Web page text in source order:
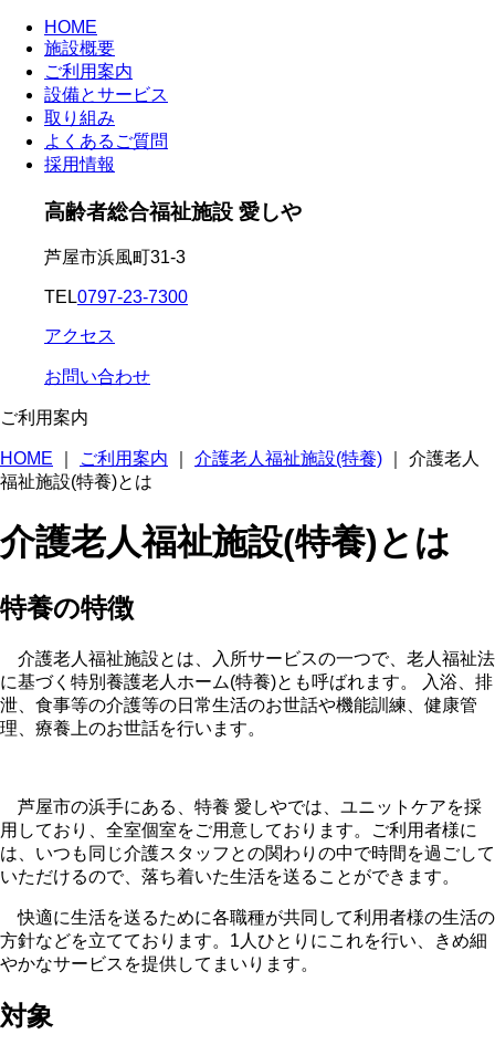
HOME
施設概要
ご利用案内
設備とサービス
取り組み
よくあるご質問
採用情報
高齢者総合福祉施設 愛しや
芦屋市浜風町31-3
TEL0797-23-7300
アクセス
お問い合わせ
ご利用案内
HOME ご利用案内 介護老人福祉施設(特養)
介護老人
福祉施設(特養)とは
介護老人福祉施設(特養)とは
特養の特徴
介護老人福祉施設とは、入所サービスの一つで、老人福祉法
に基づく特別養護老人ホーム(特養)とも呼ばれます。 入浴、排
泄、食事等の介護等の日常生活のお世話や機能訓練、健康管
理、療養上のお世話を行います。
芦屋市の浜手にある、特養 愛しやでは、ユニットケアを採
用しており、全室個室をご用意しております。ご利用者様に
は、いつも同じ介護スタッフとの関わりの中で時間を過ごして
いただけるので、落ち着いた生活を送ることができます。
快適に生活を送るために各職種が共同して利用者様の生活の
方針などを立てております。1人ひとりにこれを行い、きめ細
やかなサービスを提供してまいります。
対象